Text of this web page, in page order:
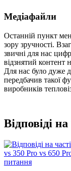
Медіафайли
Останній пункт
зору зручності.
звичні для нас
відзнятий контент
Для нас було дуже
передбачив такої
виробників
Відповіді